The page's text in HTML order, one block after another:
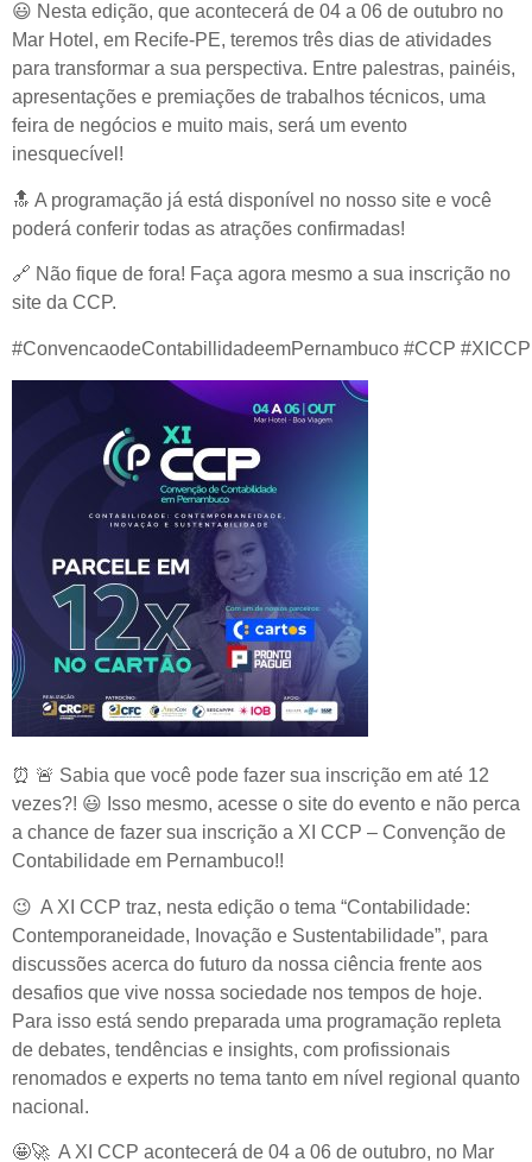
😃 Nesta edição, que acontecerá de 04 a 06 de outubro no
Mar Hotel, em Recife-PE, teremos três dias de atividades
para transformar a sua perspectiva. Entre palestras, painéis,
apresentações e premiações de trabalhos técnicos, uma
feira de negócios e muito mais, será um evento
inesquecível!
🔝 A programação já está disponível no nosso site e você
poderá conferir todas as atrações confirmadas!
🔗 Não fique de fora! Faça agora mesmo a sua inscrição no
site da CCP.
#ConvencaodeContabillidadeemPernambuco #CCP
⏰ 🚨 Sabia que você pode fazer sua inscrição em até 12
vezes?! 😃 Isso mesmo, acesse o site do evento e não perca
a chance de fazer sua inscrição a XI CCP – Convenção de
Contabilidade em Pernambuco!!
😉 A XI CCP traz, nesta edição o tema “Contabilidade:
Contemporaneidade, Inovação e Sustentabilidade”, para
discussões acerca do futuro da nossa ciência frente aos
desafios que vive nossa sociedade nos tempos de hoje.
Para isso está sendo preparada uma programação repleta
de debates, tendências e insights, com profissionais
renomados e experts no tema tanto em nível regional quanto
nacional.
🤩🚀 A XI CCP acontecerá de 04 a 06 de outubro, no Mar